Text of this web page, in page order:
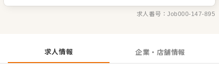
フがあなたの成長をサポートしますので、店長経験がない
方も安心してスタートできる環境です。 将来のキャリアと
が気になった方は、エントリーいただくか『クックビズ転
職支援窓口』までお問合せください！
急の出勤には別途特別手当を支給
求人番号：Job000-147-895
求人情報 企業・店舗情報